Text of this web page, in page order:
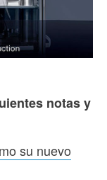
notas y
su nuevo